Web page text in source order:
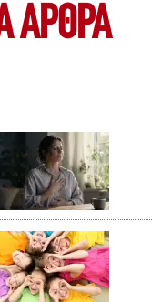
ΆΡΘΡΑ